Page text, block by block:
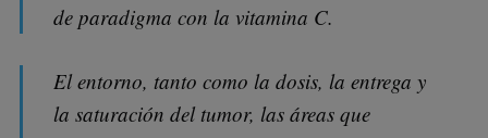
de paradigma con la vitamina C.
El entorno, tanto como la dosis, la entrega y
la saturación del tumor, las áreas que